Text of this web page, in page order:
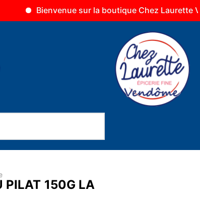
sur la boutique Chez Laurette Vendôme
PILAT 150G LA